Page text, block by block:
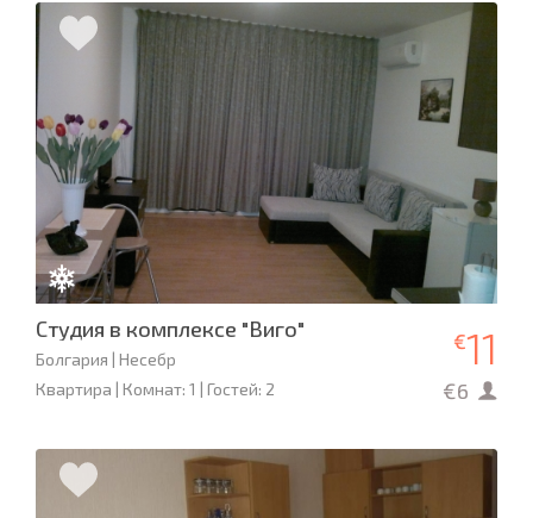
Студия в комплексе "Виго"
Болгария | Несебр
Квартира | Комнат: 1 | Гостей: 2
€11
€6